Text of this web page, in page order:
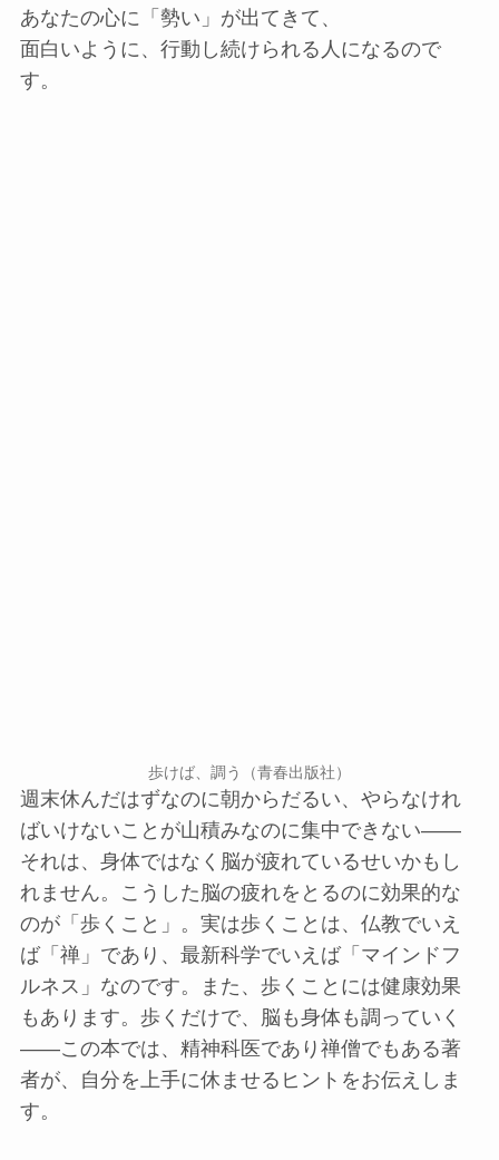
あなたの心に「勢い」が出てきて、
面白いように、行動し続けられる人になるので
す。
歩けば、調う（青春出版社）
週末休んだはずなのに朝からだるい、やらなけれ
ばいけないことが山積みなのに集中できない――
それは、身体ではなく脳が疲れているせいかもし
れません。こうした脳の疲れをとるのに効果的な
のが「歩くこと」。実は歩くことは、仏教でいえ
ば「禅」であり、最新科学でいえば「マインドフ
ルネス」なのです。また、歩くことには健康効果
もあります。歩くだけで、脳も身体も調っていく
――この本では、精神科医であり禅僧でもある著
者が、自分を上手に休ませるヒントをお伝えしま
す。